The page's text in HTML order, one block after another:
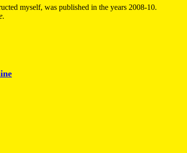
myself, was published in the years 2008-10.